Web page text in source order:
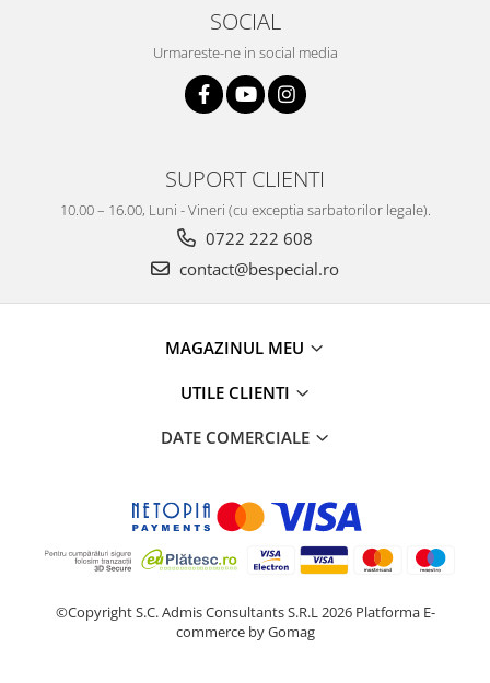
SOCIAL
Urmareste-ne in social media
SUPORT CLIENTI
10.00 – 16.00, Luni - Vineri (cu exceptia sarbatorilor legale).
0722 222 608
contact@bespecial.ro
MAGAZINUL MEU
UTILE CLIENTI
DATE COMERCIALE
©Copyright S.C. Admis Consultants S.R.L 2026 Platforma E-
commerce by Gomag